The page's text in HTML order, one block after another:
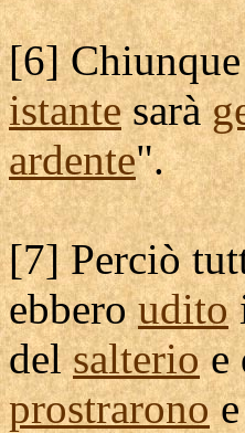
[6]
istantesarà
ardente".
[7] Perciò
ebberoudito
delsalterioe
prostrarono